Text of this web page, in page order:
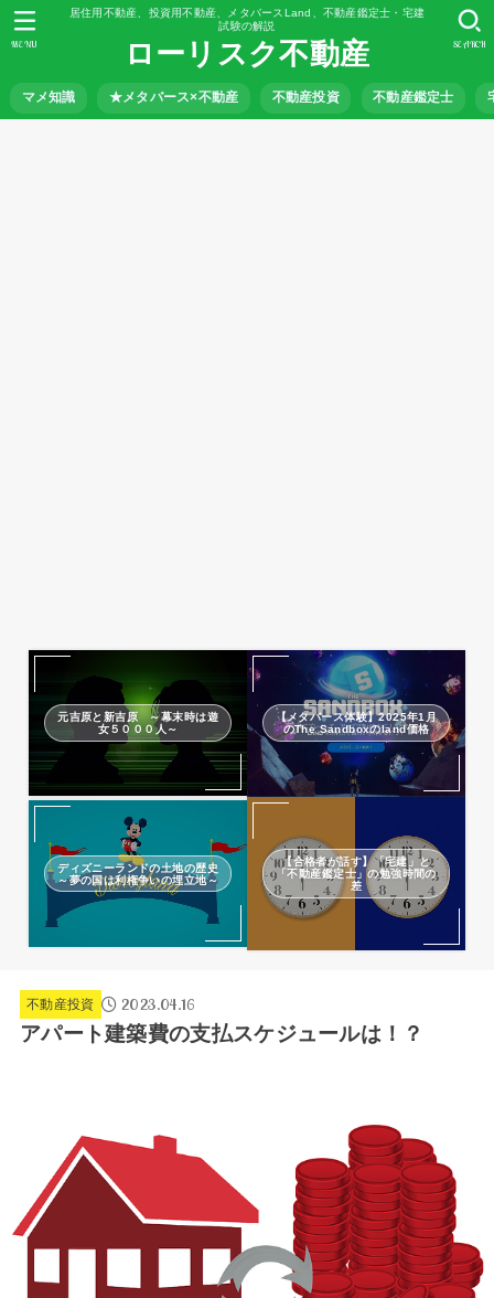
居住用不動産、投資用不動産、メタバースLand、不動産鑑定士・宅建
試験の解説
ローリスク不動産
マメ知識 ★メタバース×不動産 不動産投資 不動産鑑定士
SEARCH
MENU
元吉原と新吉原 ～幕末時は遊
女５０００人～
【メタバース体験】2025年1月
のThe Sandboxのland価格
ディズニーランドの土地の歴史
～夢の国は利権争いの埋立地～
【合格者が話す】「宅建」と
「不動産鑑定士」の勉強時間の
差
不動産投資 2023.04.16
アパート建築費の支払スケジュールは！？